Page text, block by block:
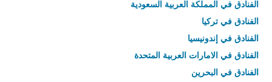
الفنادق في المملكة العربية السعودية
الفنادق في تركيا
الفنادق في إندونيسيا
الفنادق في الامارات العربية المتحدة
الفنادق في البحرين